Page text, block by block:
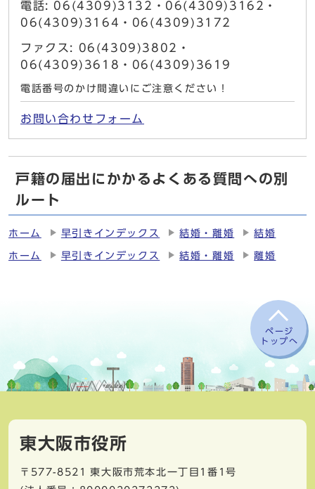
電話: 06(4309)3132・06(4309)3162・
06(4309)3164・06(4309)3172
ファクス: 06(4309)3802・
06(4309)3618・06(4309)3619
電話番号のかけ間違いにご注意ください！
お問い合わせフォーム
戸籍の届出にかかるよくある質問への別
ルート
ホーム 早引きインデックス 結婚・離婚 結婚
ホーム 早引きインデックス 結婚・離婚 離婚
ページ
トップへ
東大阪市役所
〒577-8521
東大阪市荒本北一丁目1番1号